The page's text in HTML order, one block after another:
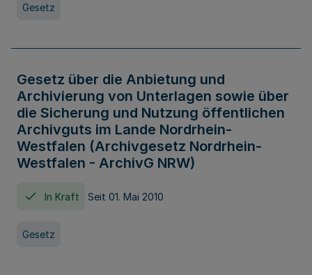
Gesetz
Gesetz über die Anbietung und
Archivierung von Unterlagen sowie über
die Sicherung und Nutzung öffentlichen
Archivguts im Lande Nordrhein-
Westfalen (Archivgesetz Nordrhein-
Westfalen - ArchivG NRW)
In Kraft Seit 01. Mai 2010
Gesetz